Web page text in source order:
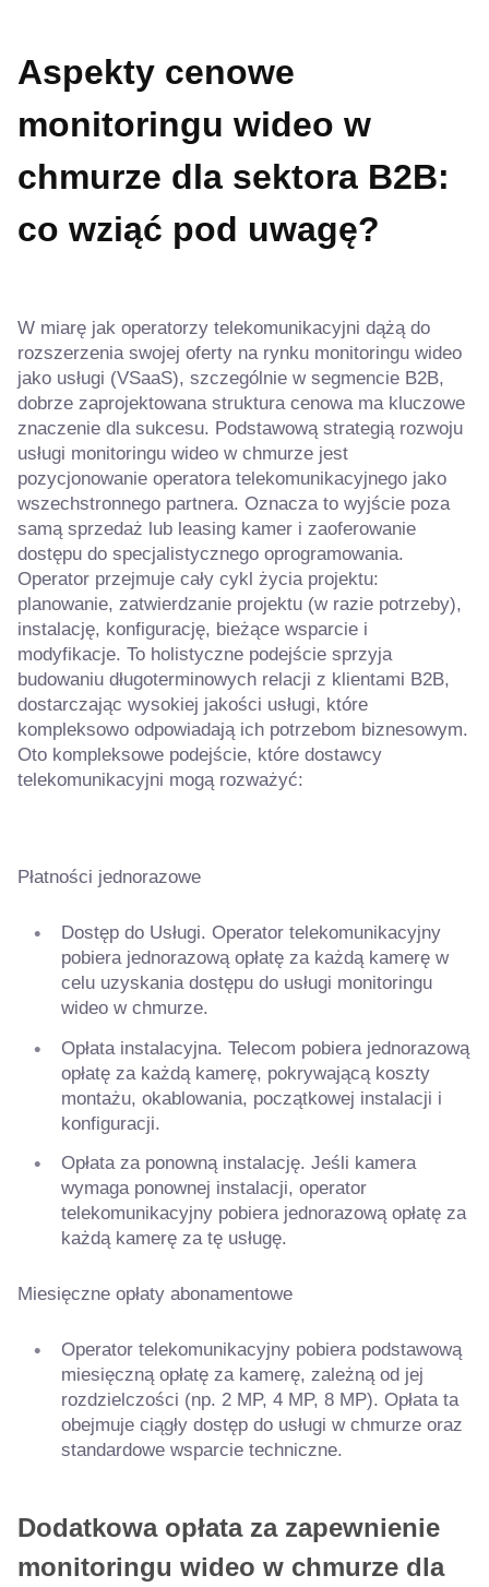
Aspekty cenowe
monitoringu wideo w
chmurze dla sektora B2B:
co wziąć pod uwagę?
W miarę jak operatorzy telekomunikacyjni dążą do
rozszerzenia swojej oferty na rynku monitoringu wideo
jako usługi (VSaaS), szczególnie w segmencie B2B,
dobrze zaprojektowana struktura cenowa ma kluczowe
znaczenie dla sukcesu. Podstawową strategią rozwoju
usługi monitoringu wideo w chmurze jest
pozycjonowanie operatora telekomunikacyjnego jako
wszechstronnego partnera. Oznacza to wyjście poza
samą sprzedaż lub leasing kamer i zaoferowanie
dostępu do specjalistycznego oprogramowania.
Operator przejmuje cały cykl życia projektu:
planowanie, zatwierdzanie projektu (w razie potrzeby),
instalację, konfigurację, bieżące wsparcie i
modyfikacje. To holistyczne podejście sprzyja
budowaniu długoterminowych relacji z klientami B2B,
dostarczając wysokiej jakości usługi, które
kompleksowo odpowiadają ich potrzebom biznesowym.
Oto kompleksowe podejście, które dostawcy
telekomunikacyjni mogą rozważyć:
Płatności jednorazowe
Dostęp do Usługi. Operator telekomunikacyjny
pobiera jednorazową opłatę za każdą kamerę w
celu uzyskania dostępu do usługi monitoringu
wideo w chmurze.
Opłata instalacyjna. Telecom pobiera jednorazową
opłatę za każdą kamerę, pokrywającą koszty
montażu, okablowania, początkowej instalacji i
konfiguracji.
Opłata za ponowną instalację. Jeśli kamera
wymaga ponownej instalacji, operator
telekomunikacyjny pobiera jednorazową opłatę za
każdą kamerę za tę usługę.
Miesięczne opłaty abonamentowe
Operator telekomunikacyjny pobiera podstawową
miesięczną opłatę za kamerę, zależną od jej
rozdzielczości (np. 2 MP, 4 MP, 8 MP). Opłata ta
obejmuje ciągły dostęp do usługi w chmurze oraz
standardowe wsparcie techniczne.
Dodatkowa opłata za zapewnienie
monitoringu wideo w chmurze dla